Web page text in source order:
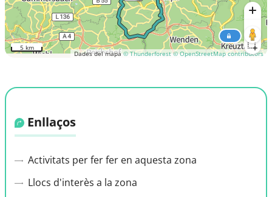
Dades del mapa© Thunderforest © OpenStreetMap contributors
5 km
Enllaços
Activitats per fer fer en aquesta zona
Llocs d'interès a la zona